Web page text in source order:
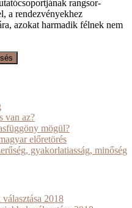
rangsor-
a rendezvényekhez
azokat harmadik félnek nem
van az?
mögül?
előretörés
gyakorlatiasság, minőség
2018